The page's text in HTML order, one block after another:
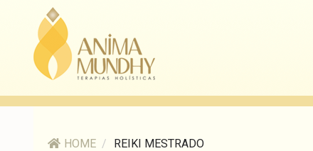
HOME / REIKI MESTRADO